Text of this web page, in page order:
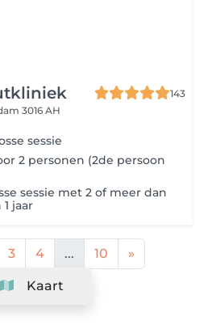
143
3016 AH
sessie
2 personen (2de persoon
sessie met 2 of meer dan
jaar
3 4 ... 10 »
Kaart